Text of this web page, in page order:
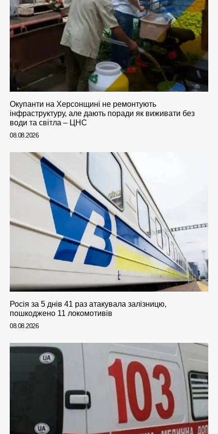
Окупанти на Херсонщині не ремонтують
інфраструктуру, але дають поради як виживати без
води та світла – ЦНС
08.08.2026
Росія за 5 днів 41 раз атакувала залізницю,
пошкоджено 11 локомотивів
08.08.2026